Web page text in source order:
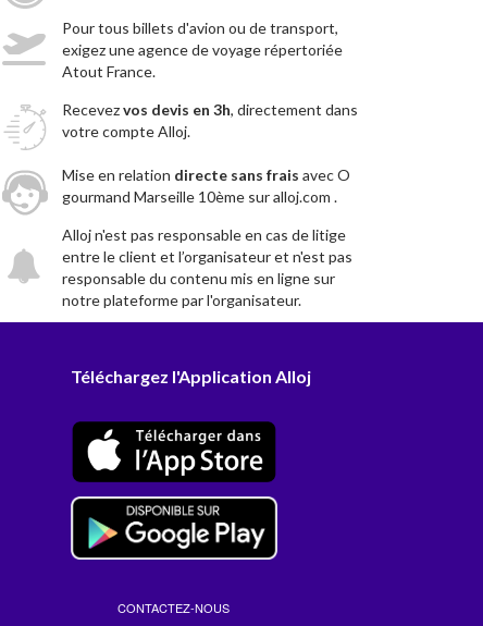
Pour tous billets d'avion ou de transport,
exigez une agence de voyage répertoriée
Atout France.
Recevezvos devis en 3h, directement dans
votre compte Alloj.
Mise en relation directe sans frais avec O
gourmand Marseille 10ème sur alloj.com .
Alloj n'est pas responsable en cas de litige
entre le client et l’organisateur et n'est pas
responsable du contenu mis en ligne sur
notre plateforme par l'organisateur.
Téléchargez l'Application Alloj
CONTACTEZ-NOUS